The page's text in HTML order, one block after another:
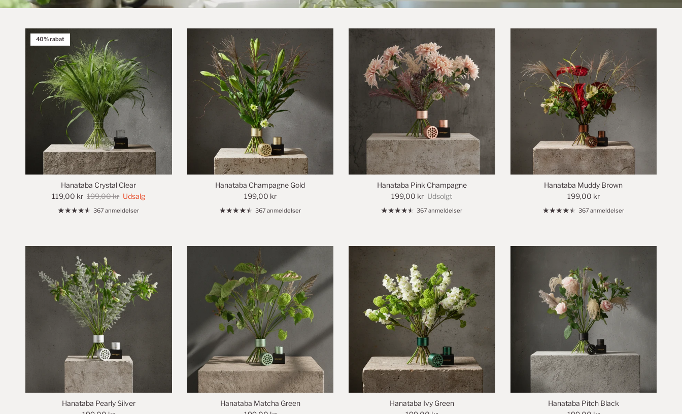
40% rabat
Hanataba Crystal Clear
119,00 kr 199,00 kr Udsalg
367 anmeldelser
Hanataba Champagne Gold
199,00 kr
367 anmeldelser
Hanataba Pink Champagne
199,00 kr Udsolgt
367 anmeldelser
Hanataba Muddy Brown
199,00 kr
367 anmeldelser
Hanataba Pearly Silver
Hanataba Matcha Green
Hanataba Ivy Green
Hanataba Pitch Black